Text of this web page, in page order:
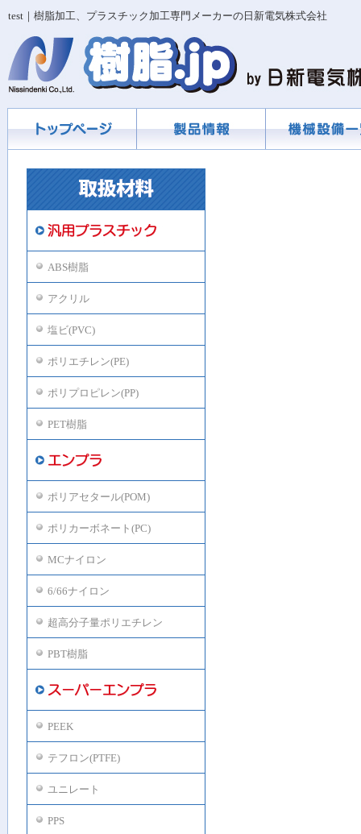
test｜樹脂加工、プラスチック加工専門メーカーの日新電気株式会社
ABS樹脂
アクリル
塩ビ(PVC)
ポリエチレン(PE)
ポリプロピレン(PP)
PET樹脂
ポリアセタール(POM)
ポリカーボネート(PC)
MCナイロン
6/66ナイロン
超高分子量ポリエチレン
PBT樹脂
PEEK
テフロン(PTFE)
ユニレート
PPS